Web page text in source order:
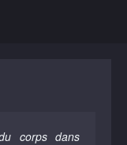
corps dans